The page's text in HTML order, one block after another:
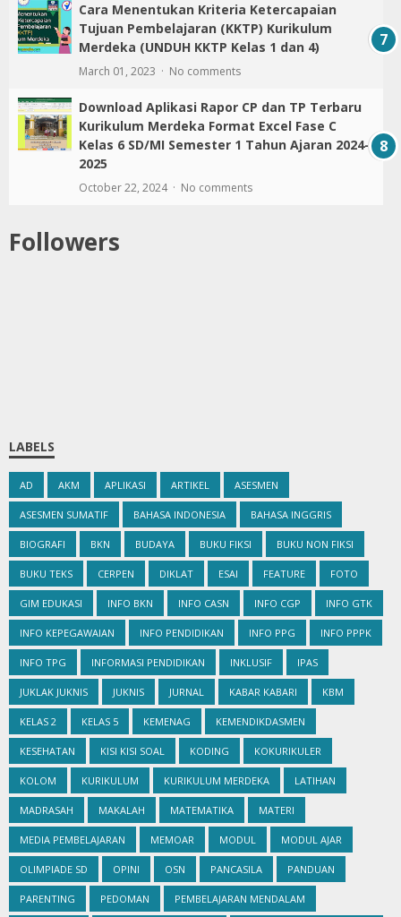
Cara Menentukan Kriteria Ketercapaian
Tujuan Pembelajaran (KKTP) Kurikulum
Merdeka (UNDUH KKTP Kelas 1 dan 4)
March 01, 2023 No comments
Download Aplikasi Rapor CP dan TP Terbaru
Kurikulum Merdeka Format Excel Fase C
Kelas 6 SD/MI Semester 1 Tahun Ajaran 2024-
2025
October 22, 2024 No comments
Followers
LABELS
AD AKM APLIKASI ARTIKEL ASESMEN
ASESMEN SUMATIF BAHASA INDONESIA BAHASA INGGRIS
BIOGRAFI BKN BUDAYA BUKU FIKSI BUKU NON FIKSI
BUKU TEKS CERPEN DIKLAT ESAI FEATURE FOTO
GIM EDUKASI INFO BKN INFO CASN INFO CGP INFO GTK
INFO KEPEGAWAIAN INFO PENDIDIKAN INFO PPG INFO PPPK
INFO TPG INFORMASI PENDIDIKAN INKLUSIF IPAS
JUKLAK JUKNIS JUKNIS JURNAL KABAR KABARI KBM
KELAS 2 KELAS 5 KEMENAG KEMENDIKDASMEN
KESEHATAN KISI KISI SOAL KODING KOKURIKULER
KOLOM KURIKULUM KURIKULUM MERDEKA LATIHAN
MADRASAH MAKALAH MATEMATIKA MATERI
MEDIA PEMBELAJARAN MEMOAR MODUL MODUL AJAR
OLIMPIADE SD OPINI OSN PANCASILA PANDUAN
PARENTING PEDOMAN PEMBELAJARAN MENDALAM